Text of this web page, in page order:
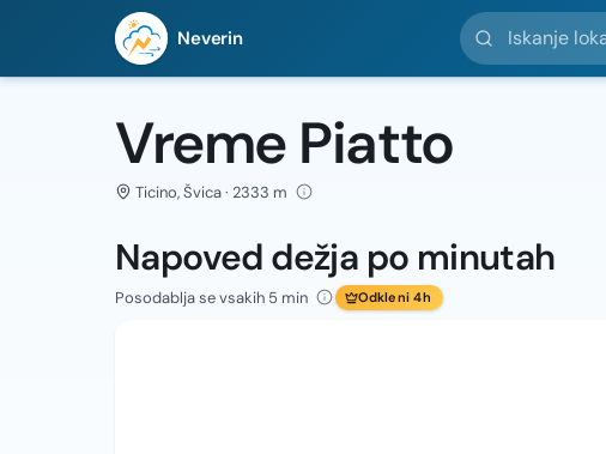
Neverin
Iskanje lokacij
Vreme Piatto
Ticino, Švica · 2333 m
Napoved dežja po minutah
Posodablja se vsakih 5 min Odkleni 4h